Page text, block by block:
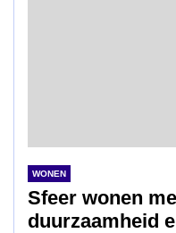
WONEN
Sfeer wonen
duurzaamheid